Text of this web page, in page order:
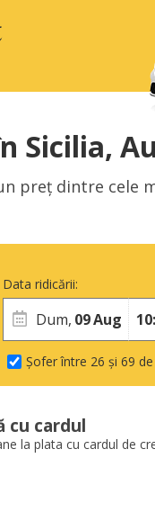
Sicilia,
preț dintre cele
Data ridicării:
Dum, 09Aug
Șofer între 26 și 69
cu cardul
la plata cu cardul de